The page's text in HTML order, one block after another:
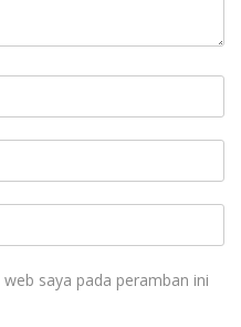
saya pada peramban ini